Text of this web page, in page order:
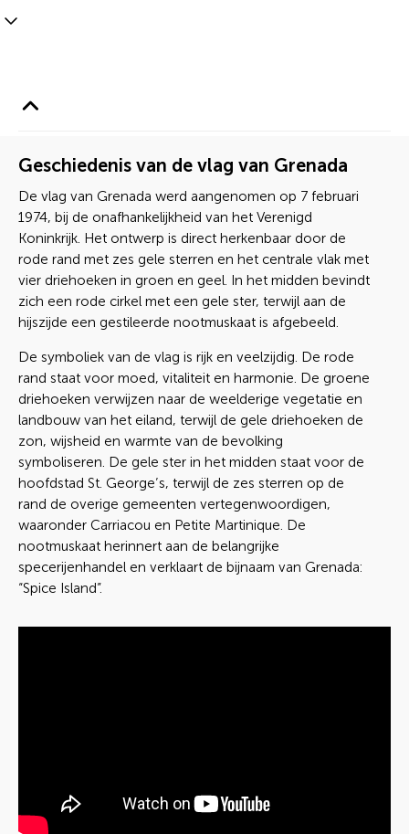
Geschiedenis van de vlag van Grenada
De vlag van Grenada werd aangenomen op 7 februari
1974, bij de onafhankelijkheid van het Verenigd
Koninkrijk. Het ontwerp is direct herkenbaar door de
rode rand met zes gele sterren en het centrale vlak met
vier driehoeken in groen en geel. In het midden bevindt
zich een rode cirkel met een gele ster, terwijl aan de
hijszijde een gestileerde nootmuskaat is afgebeeld.
De symboliek van de vlag is rijk en veelzijdig. De rode
rand staat voor moed, vitaliteit en harmonie. De groene
driehoeken verwijzen naar de weelderige vegetatie en
landbouw van het eiland, terwijl de gele driehoeken de
zon, wijsheid en warmte van de bevolking
symboliseren. De gele ster in het midden staat voor de
hoofdstad St. George’s, terwijl de zes sterren op de
rand de overige gemeenten vertegenwoordigen,
waaronder Carriacou en Petite Martinique. De
nootmuskaat herinnert aan de belangrijke
specerijenhandel en verklaart de bijnaam van Grenada:
“Spice Island”.